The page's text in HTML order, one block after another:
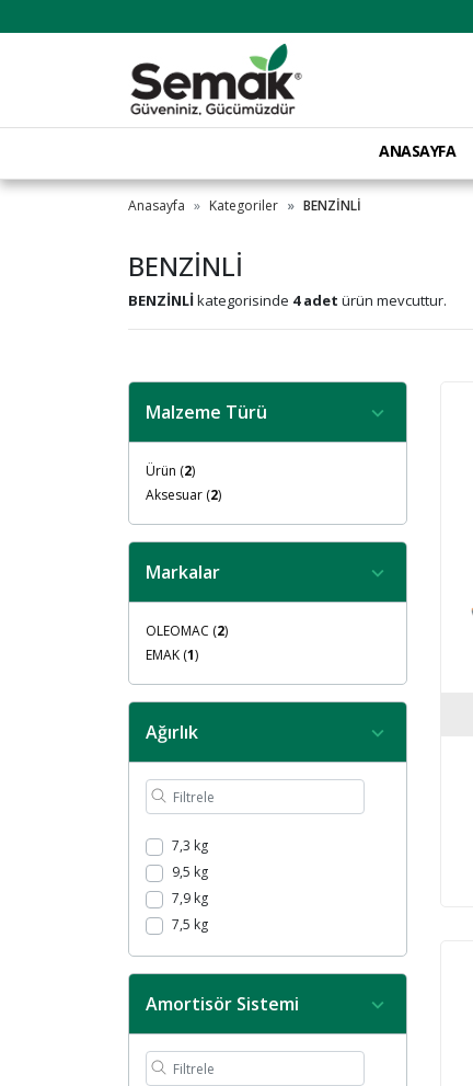
ANASAYFA
Anasayfa Kategoriler BENZİNLİ
BENZİNLİ
BENZİNLİ kategorisinde 4 adet ürün mevcuttur.
Malzeme Türü
Ürün (2)
Aksesuar (2)
Markalar
OLEOMAC (2)
EMAK (1)
Ağırlık
7,3 kg
9,5 kg
7,9 kg
7,5 kg
Amortisör Sistemi